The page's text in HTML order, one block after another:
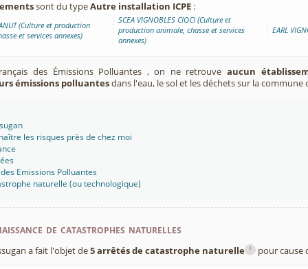
sont du typeAutre installation ICPE :
(Culture et production
et services annexes)
SCEA VIGNOBLES CIOCI (Culture et
production animale, chasse et services
annexes)
EARL
des Émissions Polluantes , on ne retrouveaucun
émissions polluantesdans l'eau, le sol et les déchets sur la commune
les risques près de chez moi
Emissions Polluantes
naturelle (ou technologique)
de catastrophes naturelles
a fait l'objet de5 arrêtés de catastrophe naturelle i pour cause